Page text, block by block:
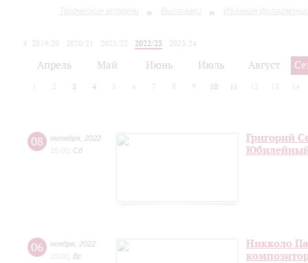
Творческие встречи Выставки Издания
2019/20 2020/21 2021/22 2022/23
2023/24
Апрель Май Июнь Июль Август
2 3 4 5 6 7 8 9 10 11 12 13 14
08 октября 2022
15:00 Сб
Григорий
06 ноября 2022
15:00 Вс
Никколо